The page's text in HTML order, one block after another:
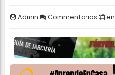
Admin Commentarios